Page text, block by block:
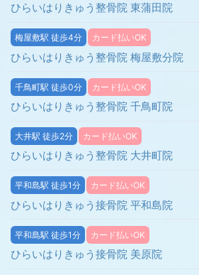
ひらいはりきゅう整骨院 東蒲田院
梅屋敷駅 徒歩4分 カード払いOK
ひらいはりきゅう整骨院 梅屋敷分院
千鳥町駅 徒歩0分 カード払いOK
ひらいはりきゅう整骨院 千鳥町院
大井駅 徒歩2分 カード払いOK
ひらいはりきゅう整骨院 大井町院
平和島駅 徒歩1分 カード払いOK
ひらいはりきゅう接骨院 平和島院
平和島駅 徒歩1分 カード払いOK
ひらいはりきゅう接骨院 美原院